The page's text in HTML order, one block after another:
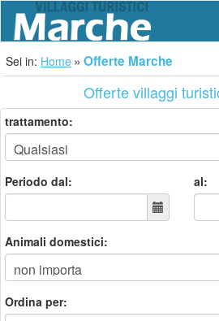
Sei in: Home Offerte Marche
Offerte villaggi
trattamento:
Periodo dal: al:
Animali domestici:
Ordina per: